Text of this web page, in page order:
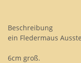
Beschreibung
ein Fledermaus
6cm groß.